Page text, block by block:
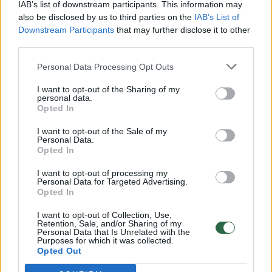
IAB’s list of downstream participants. This information may
also be disclosed by us to third parties on the IAB’s List of
Downstream Participants that may further disclose it to other
Personal Data Processing Opt Outs
I want to opt-out of the Sharing of my
personal data.
Opted In
I want to opt-out of the Sale of my
Personal Data.
Opted In
I want to opt-out of processing my
Personal Data for Targeted Advertising.
Opted In
I want to opt-out of Collection, Use,
Retention, Sale, and/or Sharing of my
Personal Data that Is Unrelated with the
Purposes for which it was collected.
Opted Out
vaiko gyvybių išgelbėti nepavyko
Žinios | Lietuvos diena
00:00:57
32 laipsnių šilumos
Žinios | Orai
Nufilmavo, kaip patvino Vilniaus Vakarinis aplinkkelis:
vaizdas pribloškia
Žinios | Lietuvos diena
00:00:55
Avarija Vilniuje: į stotelę įsirėžęs automobilis sužalojo
dvi moteris
Žinios | Lietuvos diena